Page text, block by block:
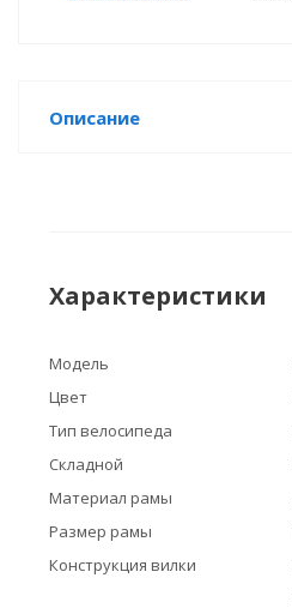
Описание
Характеристики
Модель
Цвет
Тип велосипеда
Складной
Материал рамы
Размер рамы
Конструкция вилки